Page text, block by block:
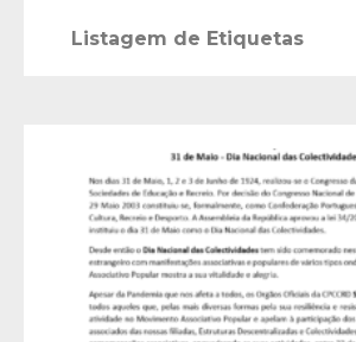
Listagem de Etiquetas